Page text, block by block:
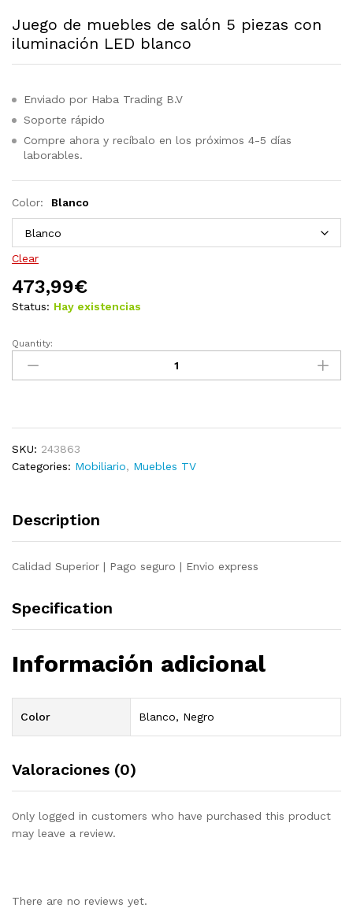
Juego de muebles de salón 5 piezas con
iluminación LED blanco
Enviado por Haba Trading B.V
Soporte rápido
Compre ahora y recíbalo en los próximos 4-5 días
laborables.
Color: Blanco
Clear
473,99€
Status: Hay existencias
Juego
muebles
piezas
con
blanco
Quantity:
SKU: 243863
Categories: Mobiliario, Muebles TV
Description
Calidad Superior | Pago seguro | Envio express
Specification
Información adicional
Color Blanco, Negro
Valoraciones (0)
Only logged in customers who have purchased this product
may leave a review.
There are no reviews yet.